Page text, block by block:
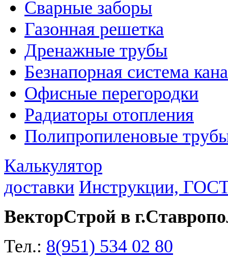
Сварные заборы
Газонная решетка
Дренажные трубы
Безнапорная система
Офисные перегородки
Радиаторы отопления
Полипропиленовые
Калькулятор
доставки Инструкции,
ВекторСтрой в
Тел.: 8(951) 534 02 80